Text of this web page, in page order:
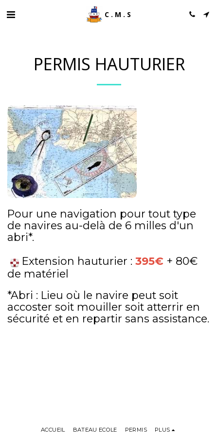
C.M.S
PERMIS HAUTURIER
Pour une navigation pour tout type
de navires au-delà de 6 milles d'un
abri*.
Extension hauturier : 395€ + 80€
de matériel
*Abri : Lieu où le navire peut soit
accoster soit mouiller soit atterrir en
sécurité et en repartir sans assistance.
ACCUEIL BATEAU ECOLE PERMIS PLUS